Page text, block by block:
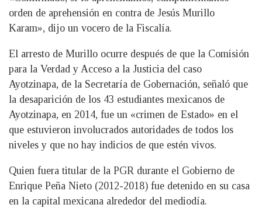
orden de aprehensión en contra de Jesús Murillo
Karam», dijo un vocero de la Fiscalía.
El arresto de Murillo ocurre después de que la Comisión
para la Verdad y Acceso a la Justicia del caso
Ayotzinapa, de la Secretaría de Gobernación, señaló que
la desaparición de los 43 estudiantes mexicanos de
Ayotzinapa, en 2014, fue un «crimen de Estado» en el
que estuvieron involucrados autoridades de todos los
niveles y que no hay indicios de que estén vivos.
Quien fuera titular de la PGR durante el Gobierno de
Enrique Peña Nieto (2012-2018) fue detenido en su casa
en la capital mexicana alrededor del mediodía.